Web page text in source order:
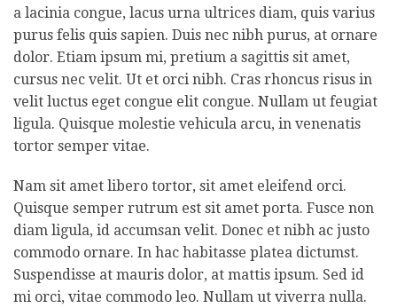
a lacinia congue, lacus urna ultrices diam, quis varius
purus felis quis sapien. Duis nec nibh purus, at ornare
dolor. Etiam ipsum mi, pretium a sagittis sit amet,
cursus nec velit. Ut et orci nibh. Cras rhoncus risus in
velit luctus eget congue elit congue. Nullam ut feugiat
ligula. Quisque molestie vehicula arcu, in venenatis
tortor semper vitae.
Nam sit amet libero tortor, sit amet eleifend orci.
Quisque semper rutrum est sit amet porta. Fusce non
diam ligula, id accumsan velit. Donec et nibh ac justo
commodo ornare. In hac habitasse platea dictumst.
Suspendisse at mauris dolor, at mattis ipsum. Sed id
mi orci, vitae commodo leo. Nullam ut viverra nulla.